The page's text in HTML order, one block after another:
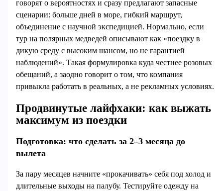
говорят о вероятностях и сразу предлагают запасные
сценарии: больше дней в море, гибкий маршрут,
объединение с научной экспедицией. Нормально, если
тур на полярных медведей описывают как «поездку в
дикую среду с высоким шансом, но не гарантией
наблюдений». Такая формулировка куда честнее розовых
обещаний, а заодно говорит о том, что компания
привыкла работать в реальных, а не рекламных условиях.
Продвинутые лайфхаки: как выжать
максимум из поездки
Подготовка: что сделать за 2–3 месяца до
вылета
За пару месяцев начните «прокачивать» себя под холод и
длительные выходы на палубу. Тестируйте одежду на